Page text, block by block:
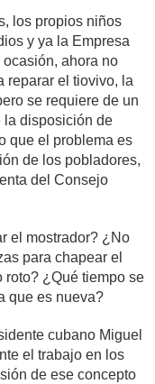
los propios niños
y ya la Empresa
ahora no
reparar el tiovivo, la
se requiere de un
la disposición de
que el problema es
de los pobladores,
del Consejo
el mostrador? ¿No
para chapear el
roto? ¿Qué tiempo se
que es nueva?
cubano Miguel
el trabajo en los
de ese concepto